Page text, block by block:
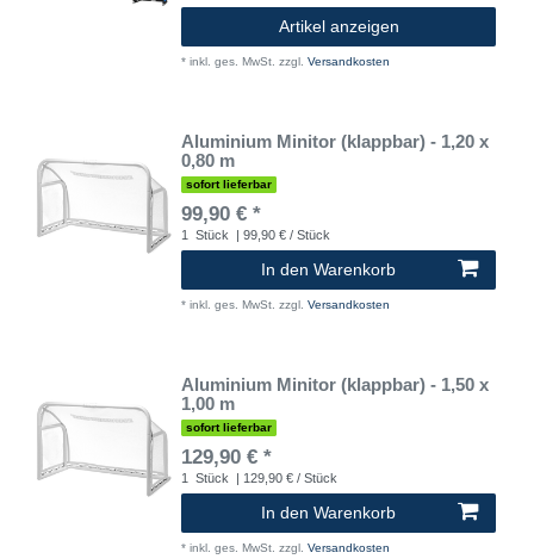
Artikel anzeigen
* inkl. ges. MwSt. zzgl. Versandkosten
Aluminium Minitor (klappbar) - 1,20 x
0,80 m
sofort lieferbar
99,90 € *
1 Stück | 99,90 € / Stück
In den Warenkorb
* inkl. ges. MwSt. zzgl. Versandkosten
Aluminium Minitor (klappbar) - 1,50 x
1,00 m
sofort lieferbar
129,90 € *
1 Stück | 129,90 € / Stück
In den Warenkorb
* inkl. ges. MwSt. zzgl. Versandkosten